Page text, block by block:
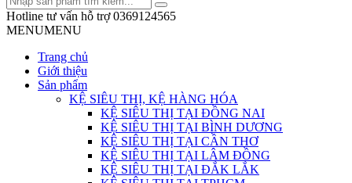
Hotline tư vấn hỗ trợ 0369124565
MENUMENU
Trang chủ
Giới thiệu
Sản phẩm
KỆ SIÊU THỊ, KỆ HÀNG HÓA
KỆ SIÊU THỊ TẠI ĐỒNG NAI
KỆ SIÊU THỊ TẠI BÌNH DƯƠNG
KỆ SIÊU THỊ TẠI CẦN THƠ
KỆ SIÊU THỊ TẠI LÂM ĐỒNG
KỆ SIÊU THỊ TẠI ĐẮK LẮK